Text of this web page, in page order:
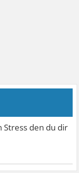
Stress den du dir